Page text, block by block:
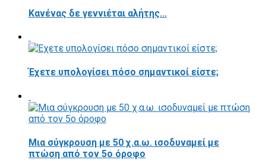
Κανένας δε γεννιέται αλήτης...
Έχετε υπολογίσει πόσο σημαντικοί είστε;
Μια σύγκρουση με 50 χ.α.ω. ισοδυναμεί με
πτώση από τον 5ο όροφο